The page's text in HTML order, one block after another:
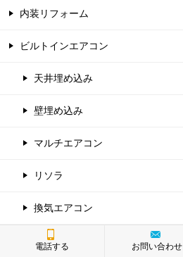
内装リフォーム
ビルトインエアコン
天井埋め込み
壁埋め込み
マルチエアコン
リソラ
換気エアコン
店舗
電話する お問い合わせ